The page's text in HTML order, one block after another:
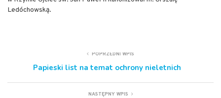
Ledóchowską.
POPRZEDNI WPIS
Papieski list na temat ochrony nieletnich
NASTĘPNY WPIS